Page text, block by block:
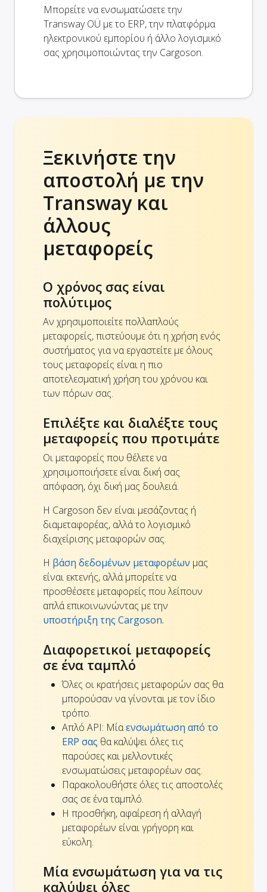
Μπορείτε να ενσωματώσετε την
Transway OÜ με το ERP, την πλατφόρμα
ηλεκτρονικού εμπορίου ή άλλο λογισμικό
σας χρησιμοποιώντας την Cargoson.
Ξεκινήστε την
αποστολή με την
Transway και
άλλους
μεταφορείς
Ο χρόνος σας είναι
πολύτιμος
Αν χρησιμοποιείτε πολλαπλούς
μεταφορείς, πιστεύουμε ότι η χρήση ενός
συστήματος για να εργαστείτε με όλους
τους μεταφορείς είναι η πιο
αποτελεσματική χρήση του χρόνου και
των πόρων σας.
Επιλέξτε και διαλέξτε τους
μεταφορείς που προτιμάτε
Οι μεταφορείς που θέλετε να
χρησιμοποιήσετε είναι δική σας
απόφαση, όχι δική μας δουλειά.
Η Cargoson δεν είναι μεσάζοντας ή
διαμεταφορέας, αλλά το λογισμικό
διαχείρισης μεταφορών σας.
Η βάση δεδομένων μεταφορέων μας
είναι εκτενής, αλλά μπορείτε να
προσθέσετε μεταφορείς που λείπουν
απλά επικοινωνώντας με την
υποστήριξη της Cargoson.
Διαφορετικοί μεταφορείς
σε ένα ταμπλό
Όλες οι κρατήσεις μεταφορών σας θα
μπορούσαν να γίνονται με τον ίδιο
τρόπο.
Απλό API: Μίαενσωμάτωση από το
ERP σας θα καλύψει όλες τις
παρούσες και μελλοντικές
ενσωματώσεις μεταφορέων σας.
Παρακολουθήστε όλες τις αποστολές
σας σε ένα ταμπλό.
Η προσθήκη, αφαίρεση ή αλλαγή
μεταφορέων είναι γρήγορη και
εύκολη.
Μία ενσωμάτωση για να τις
καλύψει όλες